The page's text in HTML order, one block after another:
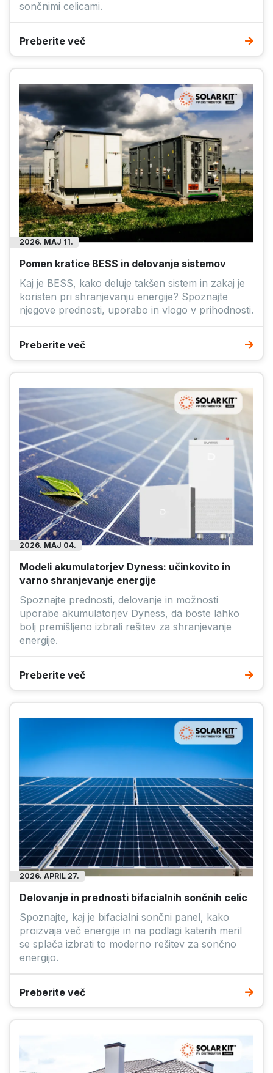
sončnimi celicami.
Preberite več
2026. MAJ 11.
Pomen kratice BESS in delovanje sistemov
Kaj je BESS, kako deluje takšen sistem in zakaj je
koristen pri shranjevanju energije? Spoznajte
njegove prednosti, uporabo in vlogo v prihodnosti.
Preberite več
2026. MAJ 04.
Modeli akumulatorjev Dyness: učinkovito in
varno shranjevanje energije
Spoznajte prednosti, delovanje in možnosti
uporabe akumulatorjev Dyness, da boste lahko
bolj premišljeno izbrali rešitev za shranjevanje
energije.
Preberite več
2026. APRIL 27.
Delovanje in prednosti bifacialnih sončnih celic
Spoznajte, kaj je bifacialni sončni panel, kako
proizvaja več energije in na podlagi katerih meril
se splača izbrati to moderno rešitev za sončno
energijo.
Preberite več